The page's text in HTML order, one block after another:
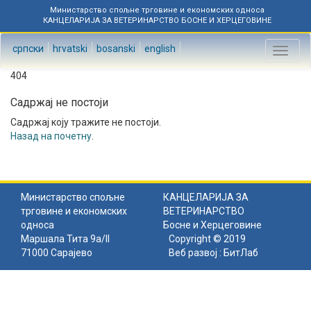
Министарство спољне трговине и економских односа
КАНЦЕЛАРИЈА ЗА ВЕТЕРИНАРСТВО БОСНЕ И ХЕРЦЕГОВИНЕ
српски hrvatski bosanski english
Toggle
404
Садржај не постоји
Садржај коју тражите не постоји.
Назад на почетну
Министарство спољне
трговине и економских
односа
КАНЦЕЛАРИЈА ЗА
ВЕТЕРИНАРСТВО
Босне и Херцеговине
Маршала Тита 9а/II
71000 Сарајево
Copyright © 2019
Веб развој : БитЛаб